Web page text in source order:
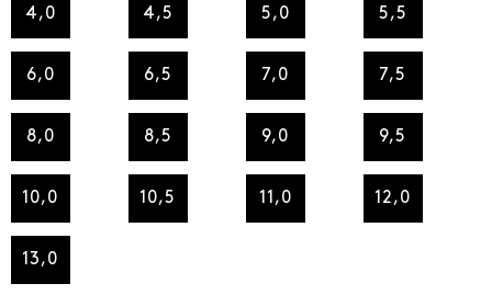
4,0 4,5 5,0 5,5
6,0 6,5 7,0 7,5
8,0 8,5 9,0 9,5
10,0 10,5 11,0 12,0
13,0